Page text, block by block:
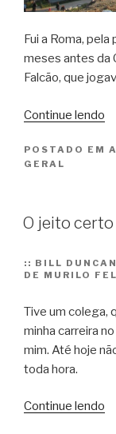
Fui a Roma,
meses antes da
Falcão, que
Continue lendo
do
POSTADO EM
GERAL
O jeito
:: BILL
DE MURILO
Tive um colega,
minha carreira no
mim. Até hoje
toda hora.
Continue lendo